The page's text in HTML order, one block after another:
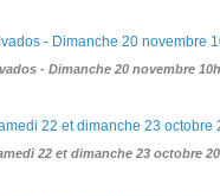
- Dimanche 20 novembre
22 et dimanche 23 octobre